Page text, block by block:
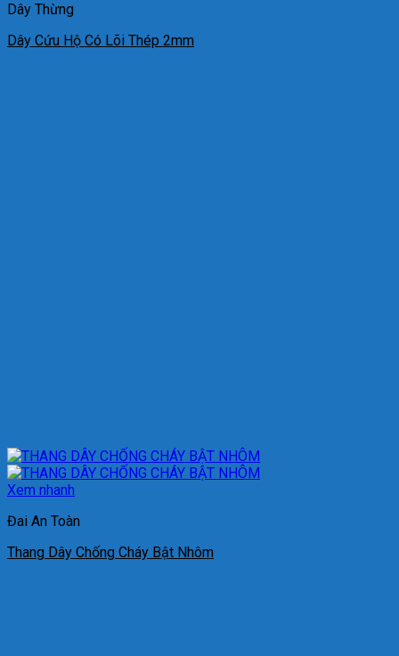
Dây Thừng
Dây Cứu Hộ Có Lõi Thép 2mm
Xem nhanh
Đai An Toàn
Thang Dây Chống Cháy Bật Nhôm